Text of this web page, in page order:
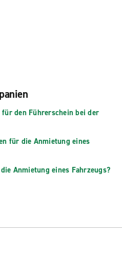
den Führerschein bei der
für die Anmietung eines
Anmietung eines Fahrzeugs?